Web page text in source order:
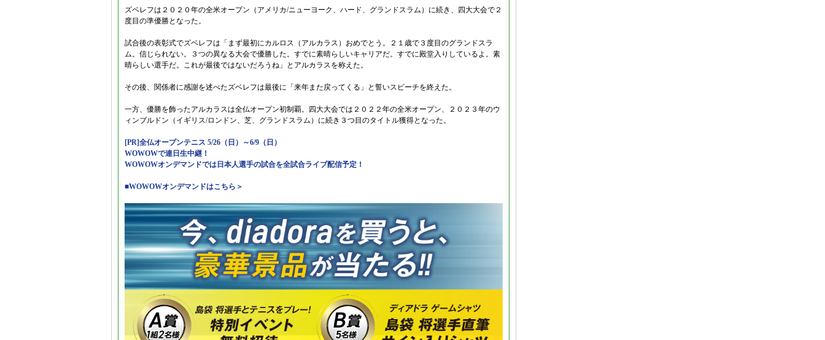
ズベレフは２０２０年の全米オープン（アメリカ/ニューヨーク、ハード、グランドスラム）に続き、四大大会で２
度目の準優勝となった。
試合後の表彰式でズベレフは「まず最初にカルロス（アルカラス）おめでとう。２１歳で３度目のグランドスラ
ム。信じられない。３つの異なる大会で優勝した。すでに素晴らしいキャリアだ。すでに殿堂入りしているよ。素
晴らしい選手だ。これが最後ではないだろうね」とアルカラスを称えた。
その後、関係者に感謝を述べたズベレフは最後に「来年また戻ってくる」と誓いスピーチを終えた。
一方、優勝を飾ったアルカラスは全仏オープン初制覇。四大大会では２０２２年の全米オープン、２０２３年のウ
ィンブルドン（イギリス/ロンドン、芝、グランドスラム）に続き３つ目のタイトル獲得となった。
[PR]全仏オープンテニス 5/26（日）～6/9（日）
WOWOWで連日生中継！
WOWOWオンデマンドでは日本人選手の試合を全試合ライブ配信予定！
■WOWOWオンデマンドはこちら＞